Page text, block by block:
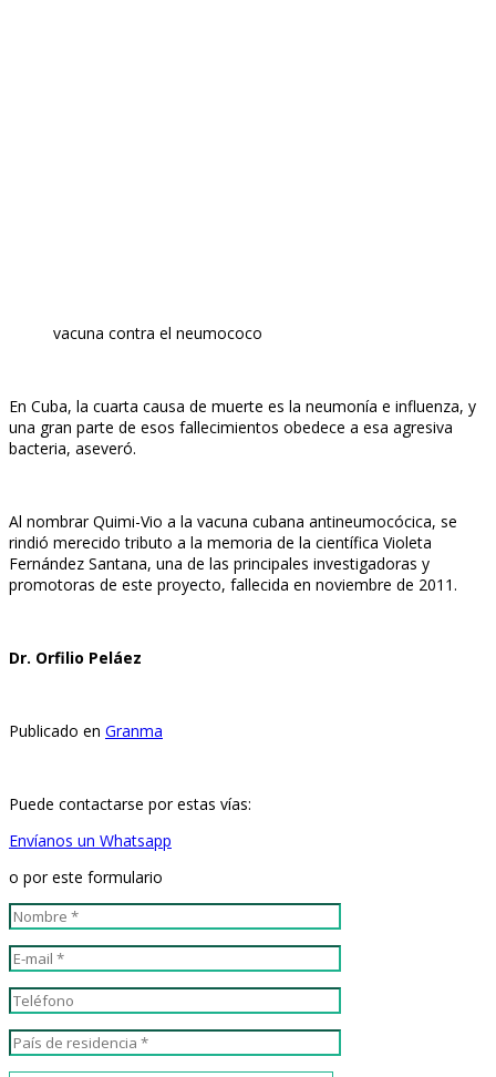
vacuna contra el neumococo
En Cuba, la cuarta causa de muerte es la neumonía e influenza, y
una gran parte de esos fallecimientos obedece a esa agresiva
bacteria, aseveró.
Al nombrar Quimi-Vio a la vacuna cubana antineumocócica, se
rindió merecido tributo a la memoria de la científica Violeta
Fernández Santana, una de las principales investigadoras y
promotoras de este proyecto, fallecida en noviembre de 2011.
Dr. Orfilio Peláez
Publicado en Granma
Puede contactarse por estas vías:
Envíanos un Whatsapp
o por este formulario